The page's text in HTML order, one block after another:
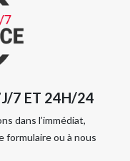
7 ET 24H/24
dans l’immédiat,
formulaire ou à nous